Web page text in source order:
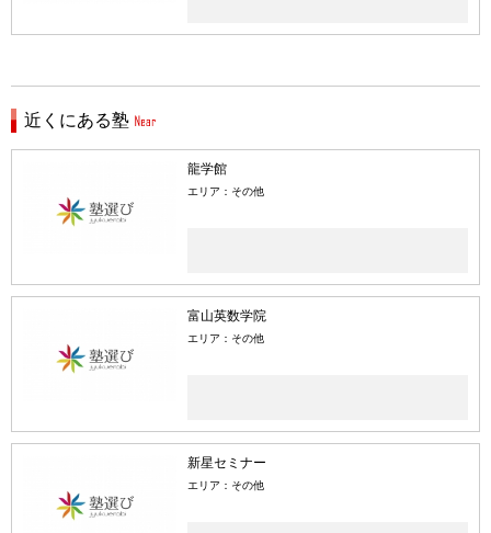
近くにある塾
龍学館
エリア：その他
富山英数学院
エリア：その他
新星セミナー
エリア：その他